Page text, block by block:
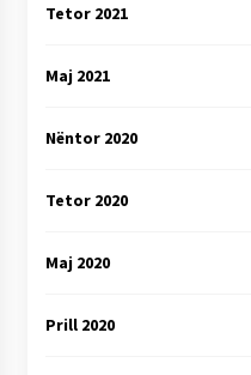
Tetor 2021
Maj 2021
Nëntor 2020
Tetor 2020
Maj 2020
Prill 2020